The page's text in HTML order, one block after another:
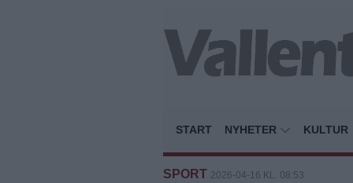
START NYHETER KULTUR
SPORT 2026-04-16 KL. 08:53